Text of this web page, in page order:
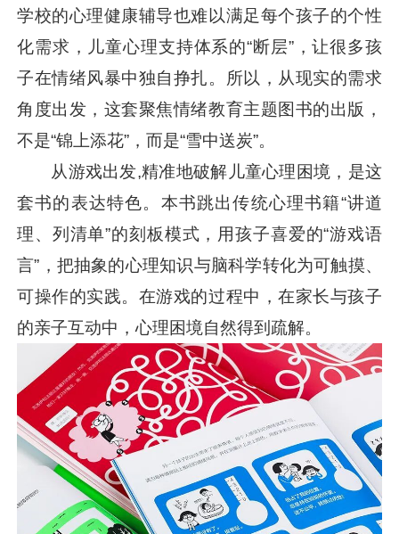
学校的心理健康辅导也难以满足每个孩子的个性
化需求，儿童心理支持体系的“断层”，让很多孩
子在情绪风暴中独自挣扎。所以，从现实的需求
角度出发，这套聚焦情绪教育主题图书的出版，
不是“锦上添花”，而是“雪中送炭”。
从游戏出发,精准地破解儿童心理困境，是这
套书的表达特色。本书跳出传统心理书籍“讲道
理、列清单”的刻板模式，用孩子喜爱的“游戏语
言”，把抽象的心理知识与脑科学转化为可触摸、
可操作的实践。在游戏的过程中，在家长与孩子
的亲子互动中，心理困境自然得到疏解。